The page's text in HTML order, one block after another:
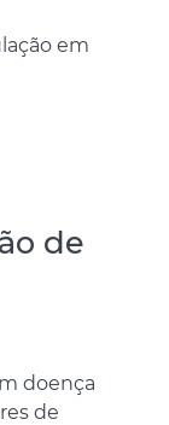
em
de
doença
de